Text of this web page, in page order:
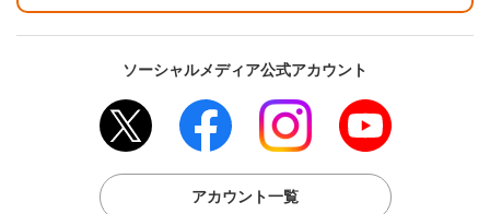
ソーシャルメディア公式アカウント
アカウント一覧